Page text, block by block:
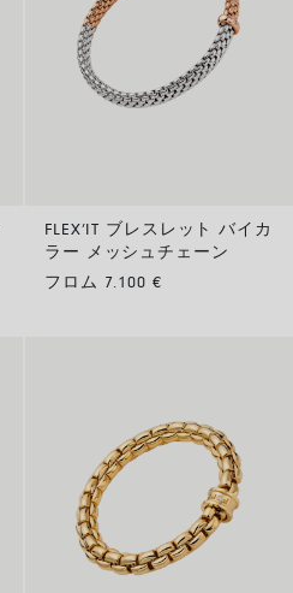
FLEX’IT ブレスレット バイカ
ラー メッシュチェーン
フロム 7.100 €